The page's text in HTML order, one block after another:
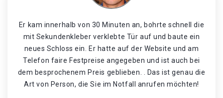
Er kam innerhalb von 30 Minuten an, bohrte schnell die
mit Sekundenkleber verklebte Tür auf und baute ein
neues Schloss ein. Er hatte auf der Website und am
Telefon faire Festpreise angegeben und ist auch bei
dem besprochenem Preis geblieben. . Das ist genau die
Art von Person, die Sie im Notfall anrufen möchten!